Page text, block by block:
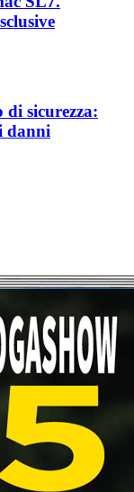
di sicurezza:
danni